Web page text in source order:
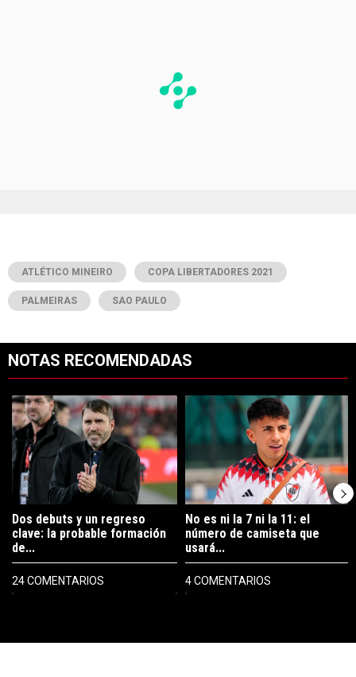
ATLÉTICO MINEIRO COPA LIBERTADORES 2021
PALMEIRAS SAO PAULO
NOTAS RECOMENDADAS
Un artículo de tendencia con el título "Dos debuts y un regreso
Dos debuts y un regreso
clave: la probable formación
de...
24 COMENTARIOS
Un artículo de tendencia con el
No es ni la 7 ni la 11: el
número de camiseta que
usará...
4 COMENTARIOS